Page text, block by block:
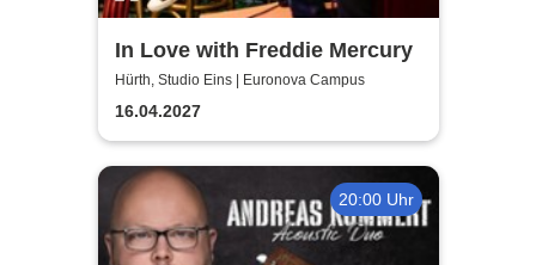
In Love with Freddie Mercury
Hürth, Studio Eins | Euronova Campus
16.04.2027
20:00 Uhr